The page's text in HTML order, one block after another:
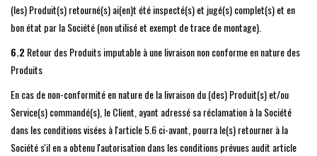
(les) Produit(s) retourné(s) ai(en)t été inspecté(s) et jugé(s) complet(s) et en
bon état par la Société (non utilisé et exempt de trace de montage).
6.2 Retour des Produits imputable à une livraison non conforme en nature des
Produits
En cas de non-conformité en nature de la livraison du (des) Produit(s) et/ou
Service(s) commandé(s), le Client, ayant adressé sa réclamation à la Société
dans les conditions visées à l'article 5.6 ci-avant, pourra le(s) retourner à la
Société s'il en a obtenu l'autorisation dans les conditions prévues audit article